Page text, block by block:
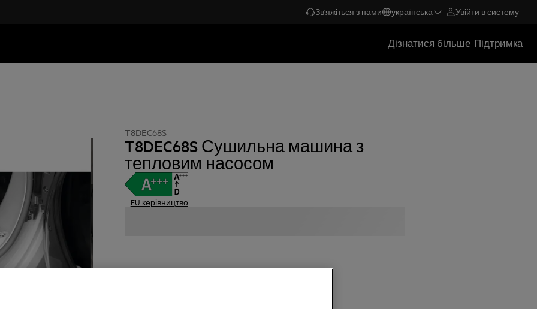
Зв'яжіться з нами українська Увійти в систему
Дізнатися більше Підтримка
T8DEC68S
T8DEC68S Сушильна машина з
тепловим насосом
EU керівництво